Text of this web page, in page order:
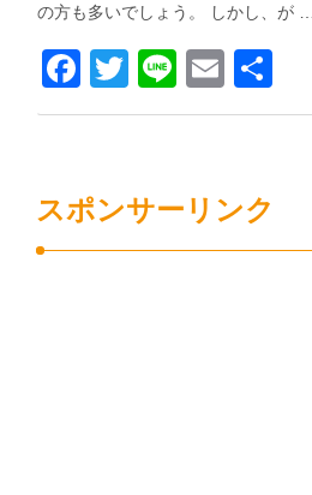
の方も多いでしょう。 しかし、が …
Facebook
Twitter
LineEmail
有
スポンサーリンク